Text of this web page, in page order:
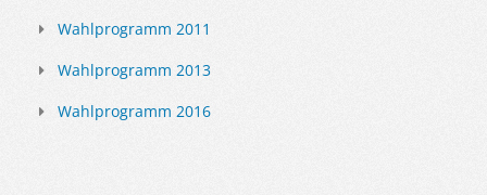
Wahlprogramm 2011
Wahlprogramm 2013
Wahlprogramm 2016